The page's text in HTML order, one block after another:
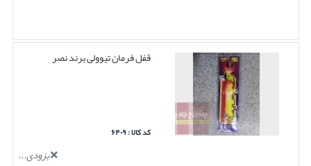
قفل فرمان تیوولی برند نصر
کد کالا : ۶۴۰۹
بزودی...